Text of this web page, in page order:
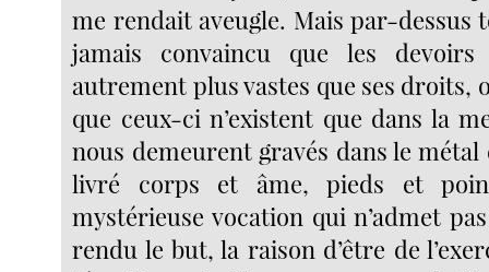
me rendait aveugle. Mais par-dessus
jamais convaincu que les
autrement plus vastes que ses droits,
que ceux-ci n’existent que dans la
nous demeurent gravés dans le métal
livré corps et âme, pieds et
mystérieuse vocation qui n’admet
rendu le but, la raison d’être de